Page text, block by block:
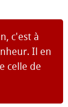
c'est à
Il en
celle de